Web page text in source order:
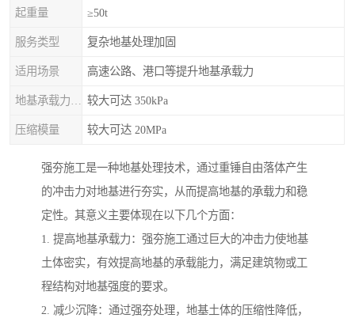
起重量 ≥50t
服务类型 复杂地基处理加固
适用场景 高速公路、港口等提升地基承载力
较大可达 350kPa
压缩模量 较大可达 20MPa
强夯施工是一种地基处理技术，通过重锤自由落体产生
的冲击力对地基进行夯实，从而提高地基的承载力和稳
定性。其意义主要体现在以下几个方面：
1. 提高地基承载力：强夯施工通过巨大的冲击力使地基
土体密实，有效提高地基的承载能力，满足建筑物或工
程结构对地基强度的要求。
2. 减少沉降：通过强夯处理，地基土体的压缩性降低，